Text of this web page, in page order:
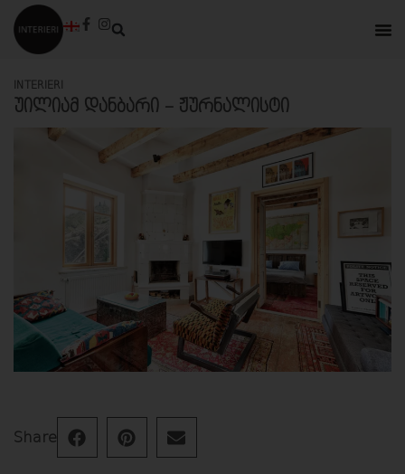
INTERIERI
ᲣᲘᲚᲘᲐᲛ ᲓᲐᲜᲑᲐᲠᲘ – ᲟᲣᲠᲜᲐᲚᲘᲡᲢᲘ
Share